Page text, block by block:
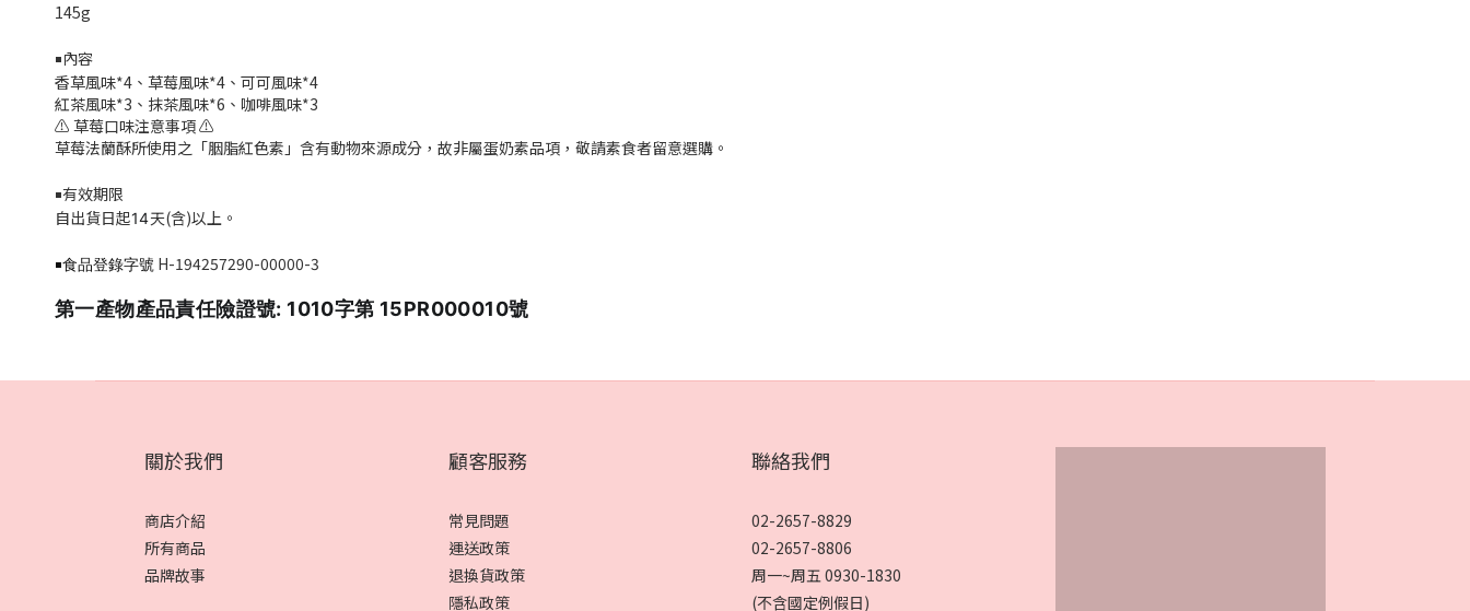
145g
￭ 內容
香草風味*4、草莓風味*4 、 可可風味*4
紅茶風味*3、抹茶風味*6 、咖啡風味*3
⚠️ 草莓口味注意事項 ⚠️
草莓法蘭酥所使用之「胭脂紅色素」含有動物來源成分，故非屬蛋奶素品項，敬請素食者留意選購。
￭有效期限
自出貨日起14天(含)以上。
￭食品登錄字號 H-194257290-00000-3
第一產物產品責任險證號: 1010字第 15PR000010號
關於我們
商店介紹
所有商品
品牌故事
顧客服務
常見問題
運送政策
退換貨政策
隱私政策
聯絡我們
02-2657-8829
02-2657-8806
周一~周五 0930-1830
(不含國定例假日)